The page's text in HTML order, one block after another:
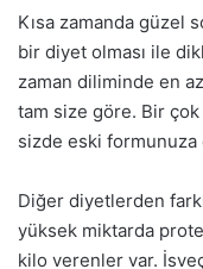
Kısa zamanda güzel
bir diyet olması ile
zaman diliminde en
tam size göre. Bir
sizde eski
Diğer diyetlerden
yüksek miktarda
kilo verenler var.